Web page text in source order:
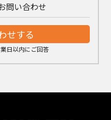
問い合わせ
せする
日以内にご回答